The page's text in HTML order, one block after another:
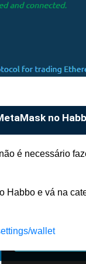
no
é necessário
Habbo e vá na
wallet